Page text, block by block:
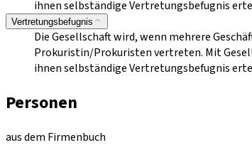
ihnen selbständige Vertretungsbefugnis
Vertretungsbefugnis
Die Gesellschaft wird, wenn mehrere
Prokuristin/Prokuristen vertreten. Mit
ihnen selbständige Vertretungsbefugnis
Personen
aus dem Firmenbuch